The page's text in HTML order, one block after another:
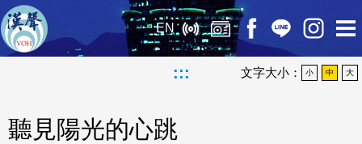
EN
::: 文字大小： 小 中 大
聽見陽光的心跳